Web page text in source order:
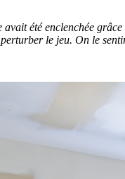
été enclenchée
le jeu. On le